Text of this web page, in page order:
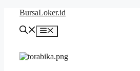
Langsung
BursaLoker.id
Menu